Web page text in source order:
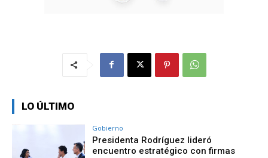
LO ÚLTIMO
Gobierno
Presidenta Rodríguez lideró
encuentro estratégico con firmas